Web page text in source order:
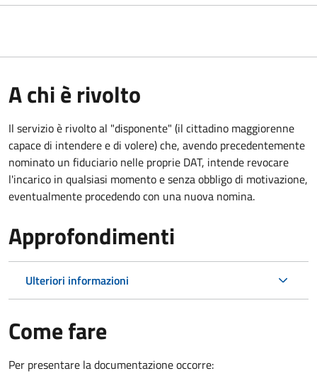
A chi è rivolto
Il servizio è rivolto al "disponente" (il cittadino maggiorenne
capace di intendere e di volere) che, avendo precedentemente
nominato un fiduciario nelle proprie DAT, intende revocare
l'incarico in qualsiasi momento e senza obbligo di motivazione,
eventualmente procedendo con una nuova nomina.
Approfondimenti
Ulteriori informazioni
Come fare
Per presentare la documentazione occorre: